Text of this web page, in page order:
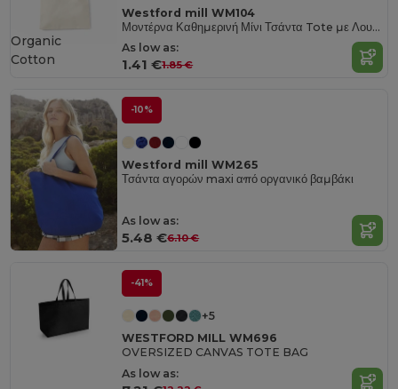
Westford mill WM104
Μοντέρνα Καθημερινή Μίνι Τσάντα Tote με Λουράκι Ώμου
As low as:
1.41 €1.85 €
Organic
Cotton
-10%
Westford mill WM265
Τσάντα αγορών maxi από οργανικό βαμβάκι
As low as:
5.48 €6.10 €
-41%
+5
WESTFORD MILL WM696
OVERSIZED CANVAS TOTE BAG
As low as: